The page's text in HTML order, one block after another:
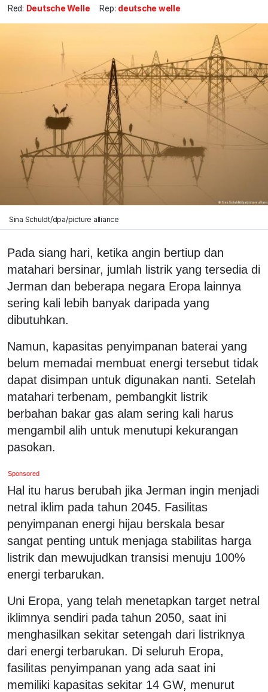
Red: Deutsche Welle Rep: deutsche welle
Sina Schuldt/dpa/picture alliance
Pada siang hari, ketika angin bertiup dan
matahari bersinar, jumlah listrik yang tersedia di
Jerman dan beberapa negara Eropa lainnya
sering kali lebih banyak daripada yang
dibutuhkan.
Namun, kapasitas penyimpanan baterai yang
belum memadai membuat energi tersebut tidak
dapat disimpan untuk digunakan nanti. Setelah
matahari terbenam, pembangkit listrik
berbahan bakar gas alam sering kali harus
mengambil alih untuk menutupi kekurangan
pasokan.
Sponsored
Hal itu harus berubah jika Jerman ingin menjadi
netral iklim pada tahun 2045. Fasilitas
penyimpanan energi hijau berskala besar
sangat penting untuk menjaga stabilitas harga
listrik dan mewujudkan transisi menuju 100%
energi terbarukan.
Uni Eropa, yang telah menetapkan target netral
iklimnya sendiri pada tahun 2050, saat ini
menghasilkan sekitar setengah dari listriknya
dari energi terbarukan. Di seluruh Eropa,
fasilitas penyimpanan yang ada saat ini
memiliki kapasitas sekitar 14 GW, menurut